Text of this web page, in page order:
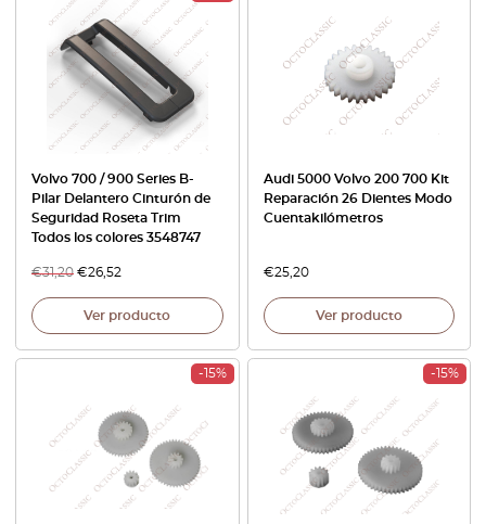
Volvo 700 / 900 Series B-
Pilar Delantero Cinturón de
Seguridad Roseta Trim
Todos los colores 3548747
€31,20 €26,52
Ver producto
Audi 5000 Volvo 200 700 Kit
Reparación 26 Dientes Modo
Cuentakilómetros
€25,20
Ver producto
-15% -15%